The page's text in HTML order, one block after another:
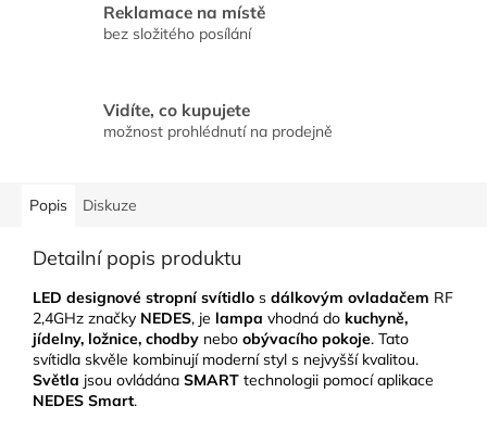
Reklamace na místě
bez složitého posílání
Vidíte, co kupujete
možnost prohlédnutí na prodejně
Popis Diskuze
Detailní popis produktu
LED designové stropní svítidlo s dálkovým ovladačem RF
2,4GHz značky NEDES, je lampa vhodná do kuchyně,
jídelny, ložnice, chodby nebo obývacího pokoje. Tato
svítidla skvěle kombinují moderní styl s nejvyšší kvalitou.
Světla jsou ovládána SMART technologii pomocí aplikace
NEDES Smart.